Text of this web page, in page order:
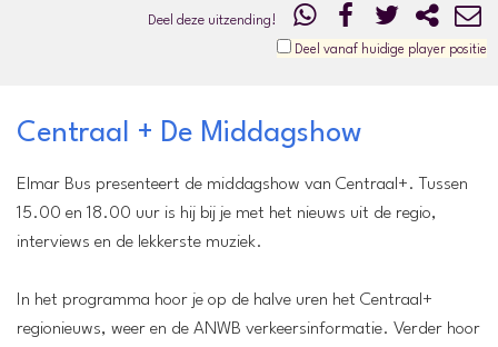
Deel deze uitzending!
Deel vanaf huidige player positie
Centraal + De Middagshow
Elmar Bus presenteert de middagshow van Centraal+. Tussen
15.00 en 18.00 uur is hij bij je met het nieuws uit de regio,
interviews en de lekkerste muziek.
In het programma hoor je op de halve uren het Centraal+
regionieuws, weer en de ANWB verkeersinformatie. Verder hoor